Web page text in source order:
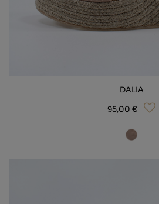
DALIA
95,00 €